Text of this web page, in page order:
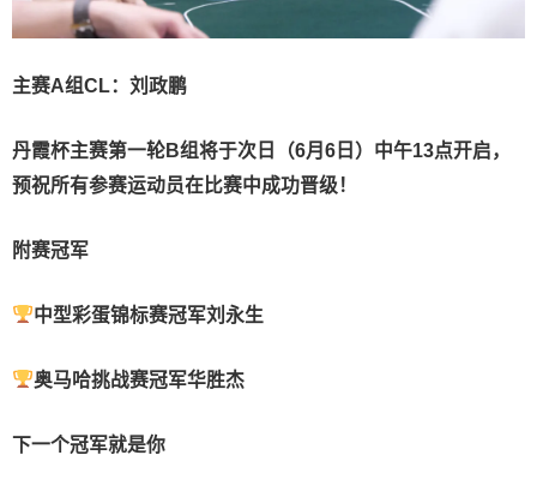
主赛A组CL：刘政鹏
丹霞杯主赛第一轮B组将于次日（6月6日）中午13点开启，
预祝所有参赛运动员在比赛中成功晋级！
附赛冠军
中型彩蛋锦标赛冠军刘永生
奥马哈挑战赛冠军华胜杰
下一个冠军就是你